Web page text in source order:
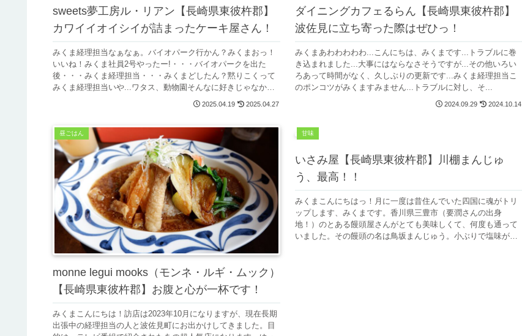
sweets夢工房ル・リアン【長崎県東彼杵郡】
カワイイオイシイが詰まったケーキ屋さん！
みくま経理担当なぁなぁ。バイオパーク行かん？みくまおっ！
いいね！みくま社員2号やったー!・・・バイオパークを出た
後・・・みくま経理担当・・・みくまどしたん？黙りこくって
みくま経理担当いや...ワタス、動物園そんなに好きじゃなかっ
2025.04.19 2025.04.27
ダイニングカフェるらん【長崎県東彼杵郡】
波佐見に立ち寄った際はぜひっ！
みくまあわわわわわ...こんにちは、みくまです...トラブルに巻
き込まれました...大事にはならなさそうですが...その他いろい
ろあって時間がなく、久しぶりの更新です...みくま経理担当こ
のポンコツがみくますみません...トラブルに対し、そ...
2024.09.29 2024.10.14
昼ごはん
monne legui mooks（モンネ・ルギ・ムック）
【長崎県東彼杵郡】お腹と心が一杯です！
みくまこんにちは！訪店は2023年10月になりますが、現在長期
出張中の経理担当の人と波佐見町にお出かけしてきました。目
甘味
いさみ屋【長崎県東彼杵郡】川棚まんじゅ
う、最高！！
みくまこんにちはっ！月に一度は昔住んでいた四国に魂がトリ
ップします、みくまです。香川県三豊市（要潤さんの出身
地！）のとある饅頭屋さんがとても美味しくて、何度も通って
いました。その饅頭の名は鳥坂まんじゅう。小ぶりで塩味が効